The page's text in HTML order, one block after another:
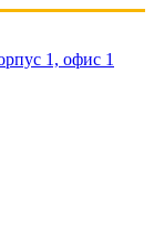
1, офис 1​